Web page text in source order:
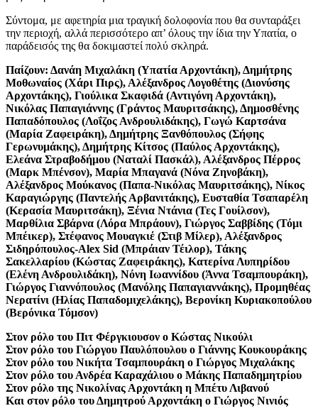
Σύντομα, με αφετηρία μια τραγική δολοφονία που θα συνταράξει
την περιοχή, αλλά περισσότερο απ’ όλους την ίδια την Υπατία, ο
παράδεισός της θα δοκιμαστεί πολύ σκληρά.
Παίζουν: Δανάη Μιχαλάκη (Υπατία Αρχοντάκη), Δημήτρης
Μοθωναίος (Χάρι Πιρς), Αλέξανδρος Λογοθέτης (Διονύσης
Αρχοντάκης), Γιούλικα Σκαφιδά (Αντιγόνη Αρχοντάκη),
Νικόλας Παπαγιάννης (Γράντος Μαυριτσάκης), Δημοσθένης
Παπαδόπουλος (Λοΐζος Ανδρουλιδάκης), Γωγώ Καρτσάνα
(Μαρία Ζαφειράκη), Δημήτρης Ξανθόπουλος (Σήφης
Γερωνυμάκης), Δημήτρης Κίτσος (Παύλος Αρχοντάκης),
Ελεάνα Στραβοδήμου (Ναταλί Πασκάλ), Αλέξανδρος Πέρρος
(Μαρκ Μπένσον), Μαρία Μπαγανά (Νόνα Ζηνοβάκη),
Αλέξανδρος Μούκανος (Παπα-Νικόλας Μαυριτσάκης), Νίκος
Καραγιώργης (Παντελής Αρβανιτάκης), Ευσταθία Τσαπαρέλη
(Κερασία Μαυριτσάκη), Ξένια Ντάνια (Τες Γουίλσον),
Μαρθίλια Σβάρνα (Λόρα Μπράουν), Γιώργος Σαββίδης (Τόμι
Μπέικερ), Στέφανος Μουαγκιέ (Στιβ Μίλερ), Αλέξανδρος
Σιδηρόπουλος-Alex Sid (Μπράιαν Τέιλορ), Τάκης
Σακελλαρίου (Κώστας Ζαφειράκης), Κατερίνα Λυπηρίδου
(Ελένη Ανδρουλιδάκη), Νόνη Ιωαννίδου (Άννα Τσαμπουράκη),
Γιώργος Γιαννόπουλος (Μανόλης Παπαγιαννάκης), Προμηθέας
Νερατίνι (Ηλίας Παπαδομιχελάκης), Βερονίκη Κυριακοπούλου
(Βερόνικα Τόμσον)
Στον ρόλο του Πιτ Φέργκιουσον ο Κώστας Νικούλι
Στον ρόλο του Γιώργου Παυλόπουλου ο Γιάννης Κουκουράκης
Στον ρόλο του Νικήτα Τσαμπουράκη ο Γιώργος Μιχαλάκης
Στον ρόλο του Ανδρέα Καραχάλιου ο Μάκης Παπαδημητρίου
Στον ρόλο της Νικολίνας Αρχοντάκη η Μπέτυ Λιβανού
Και στον ρόλο του Δημητρού Αρχοντάκη ο Γιώργος Νινιός